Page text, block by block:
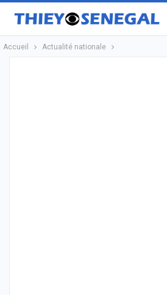
Accueil Actualité nationale